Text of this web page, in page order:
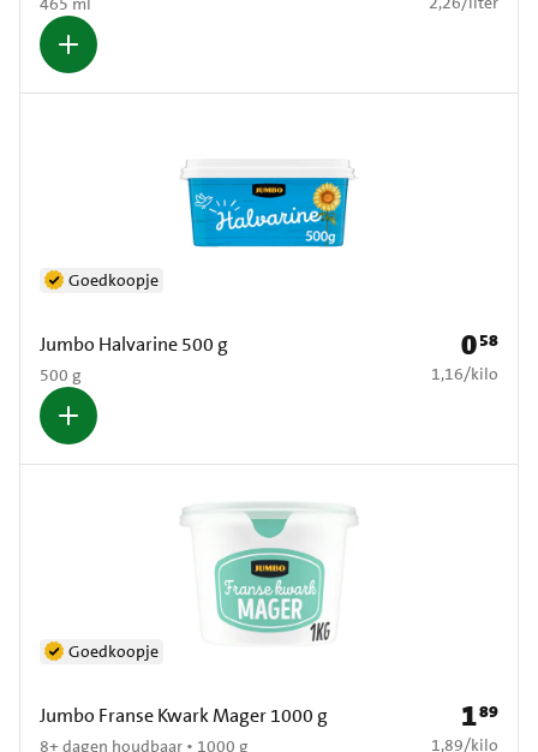
Jumbo Halvarine 500 g
500 g
Goedkoopje
Prijs: €
058
€ 1,16 per kilo
1,16/kilo
Jumbo Franse Kwark Mager 1000 g
8+ dagen houdbaar • 1000 g
Goedkoopje
Prijs: €
189
€ 1,89 per kilo
1,89/kilo